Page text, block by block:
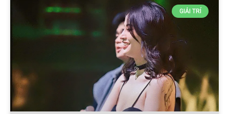
GIẢI TRÍ